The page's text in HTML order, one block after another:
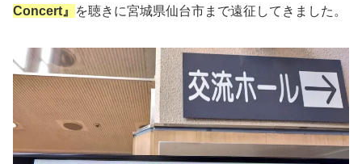
Concert』
を聴きに宮城県仙台市まで遠征してきました。